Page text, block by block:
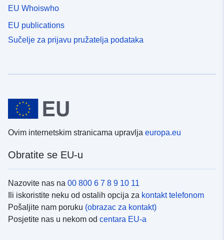
EU Whoiswho
EU publications
Sučelje za prijavu pružatelja podataka
Ovim internetskim stranicama upravlja europa.eu
Obratite se EU-u
Nazovite nas na 00 800 6 7 8 9 10 11
Ili iskoristite neku od ostalih opcija za kontakt telefonom
Pošaljite nam poruku (obrazac za kontakt)
Posjetite nas u nekom od centara EU-a